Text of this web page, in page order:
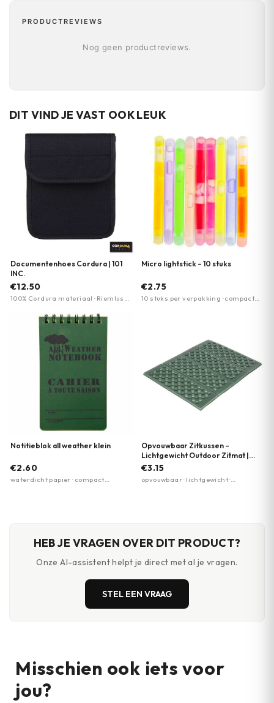
PRODUCTREVIEWS
Nog geen productreviews.
DIT VIND JE VAST OOK LEUK
Documentenhoes Cordura | 101
INC.
€12.50
100% Cordura materiaal · Riemlus
Micro lightstick – 10 stuks
€2.75
10 stuks per verpakking · compact
Notitieblok all weather klein
€2.60
waterdicht papier · compact
Opvouwbaar Zitkussen –
Lichtgewicht Outdoor Zitmat |
Fosco Industries
€3.15
opvouwbaar · lichtgewicht ·
HEB JE VRAGEN OVER DIT PRODUCT?
Onze AI-assistent helpt je direct met al je vragen.
STEL EEN VRAAG
Misschien ook iets voor
jou?